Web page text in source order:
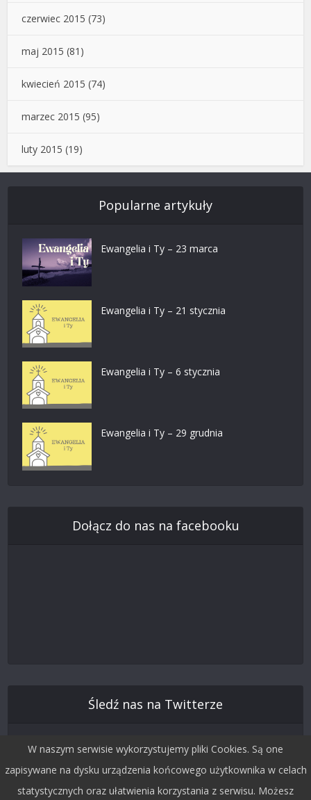
czerwiec 2015 (73)
maj 2015 (81)
kwiecień 2015 (74)
marzec 2015 (95)
luty 2015 (19)
Popularne artykuły
Ewangelia i Ty – 23 marca
Ewangelia i Ty – 21 stycznia
Ewangelia i Ty – 6 stycznia
Ewangelia i Ty – 29 grudnia
Dołącz do nas na facebooku
Śledź nas na Twitterze
W naszym serwisie wykorzystujemy pliki Cookies. Są one
zapisywane na dysku urządzenia końcowego użytkownika w celach
statystycznych oraz ułatwienia korzystania z serwisu. Możesz